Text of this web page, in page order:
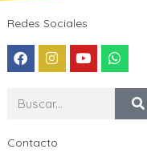
Redes Sociales
Contacto